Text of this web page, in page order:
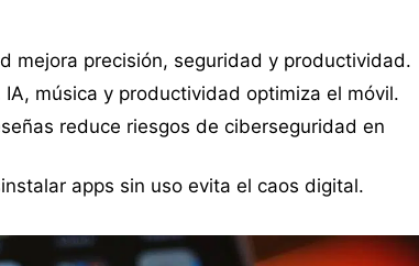
mejora precisión, seguridad y productividad.
música y productividad optimiza el móvil.
reduce riesgos de ciberseguridad en
apps sin uso evita el caos digital.